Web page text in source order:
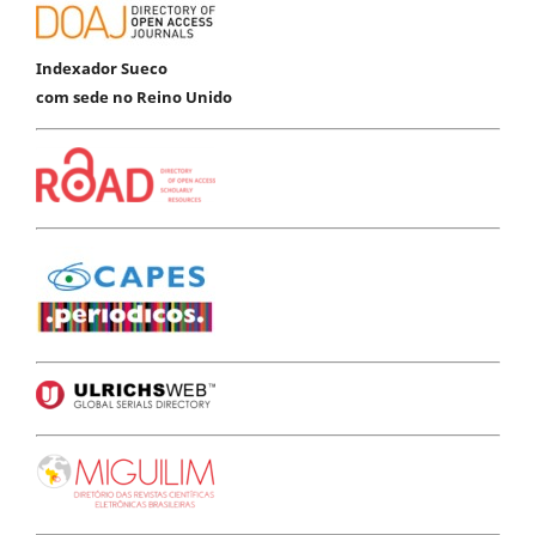
Indexador Sueco
com sede no Reino Unido